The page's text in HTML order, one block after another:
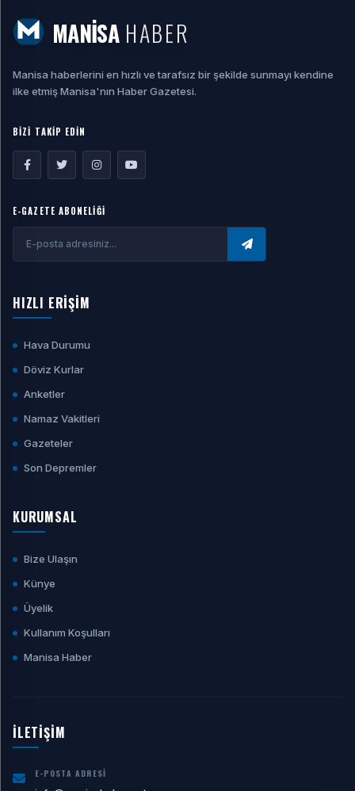
MANİSA HABER
Manisa haberlerini en hızlı ve tarafsız bir şekilde sunmayı kendine
ilke etmiş Manisa'nın Haber Gazetesi.
BİZİ TAKİP EDİN
E-GAZETE ABONELİĞİ
HIZLI ERİŞİM
Hava Durumu
Döviz Kurlar
Anketler
Namaz Vakitleri
Gazeteler
Son Depremler
KURUMSAL
Bize Ulaşın
Künye
Üyelik
Kullanım Koşulları
Manisa Haber
İLETİŞİM
E-POSTA ADRESI